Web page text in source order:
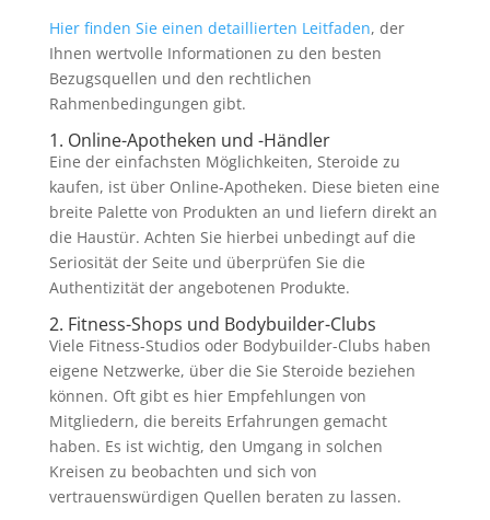
Hier finden Sie einen detaillierten Leitfaden, der
Ihnen wertvolle Informationen zu den besten
Bezugsquellen und den rechtlichen
Rahmenbedingungen gibt.
1. Online-Apotheken und -Händler
Eine der einfachsten Möglichkeiten, Steroide zu
kaufen, ist über Online-Apotheken. Diese bieten eine
breite Palette von Produkten an und liefern direkt an
die Haustür. Achten Sie hierbei unbedingt auf die
Seriosität der Seite und überprüfen Sie die
Authentizität der angebotenen Produkte.
2. Fitness-Shops und Bodybuilder-Clubs
Viele Fitness-Studios oder Bodybuilder-Clubs haben
eigene Netzwerke, über die Sie Steroide beziehen
können. Oft gibt es hier Empfehlungen von
Mitgliedern, die bereits Erfahrungen gemacht
haben. Es ist wichtig, den Umgang in solchen
Kreisen zu beobachten und sich von
vertrauenswürdigen Quellen beraten zu lassen.